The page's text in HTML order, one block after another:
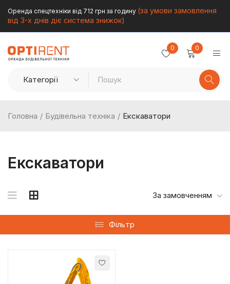
Оренда спецтехніки від 712 грн за годину (за умови замовлення
від 3-х днів діє система знижок)
0 0
Екскаватори
Головна / Будівельна техніка / Екскаватори
За замовченням
Фільтр